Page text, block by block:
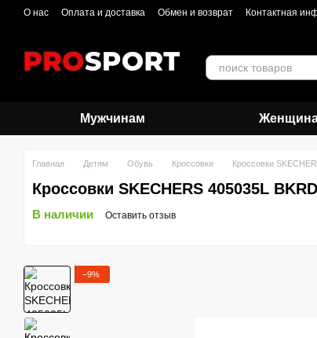
Перейти к основному контенту
О нас Оплата и доставка Обмен и возврат Контактная
Мужчинам
Главная Детям Обувь Кроссовки Кроссовки
Кроссовки SKECHERS 405035L
В наличии Оставить отзыв
−9%